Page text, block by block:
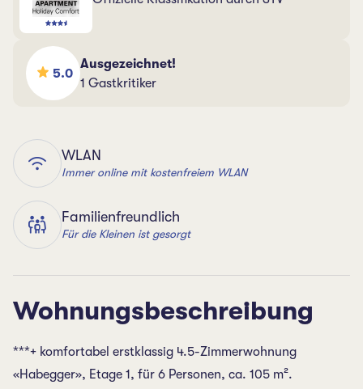
5.0
Ausgezeichnet!
1 Gastkritiker
WLAN
Immer online mit kostenfreiem WLAN
Familienfreundlich
Für die Kleinen ist gesorgt
Wohnungsbeschreibung
***+ komfortabel erstklassig 4.5-Zimmerwohnung
«Habegger», Etage 1, für 6 Personen, ca. 105 m².